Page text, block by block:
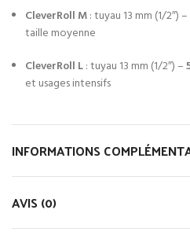
CleverRoll M: tuyau 13 mm (1/2″) –
taille moyenne
CleverRoll L: tuyau 13 mm (1/2″) –
et usages intensifs
INFORMATIONS
AVIS (0)